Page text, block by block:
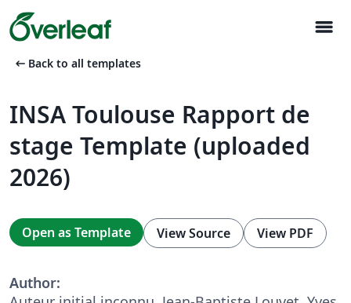
menu
arrow_left_alt Back to all templates
INSA Toulouse Rapport de
stage Template (uploaded
2026)
Open as Template View Source View PDF
Author: